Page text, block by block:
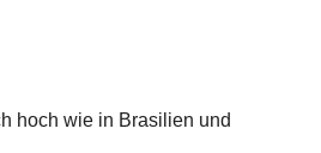
hoch wie in Brasilien und